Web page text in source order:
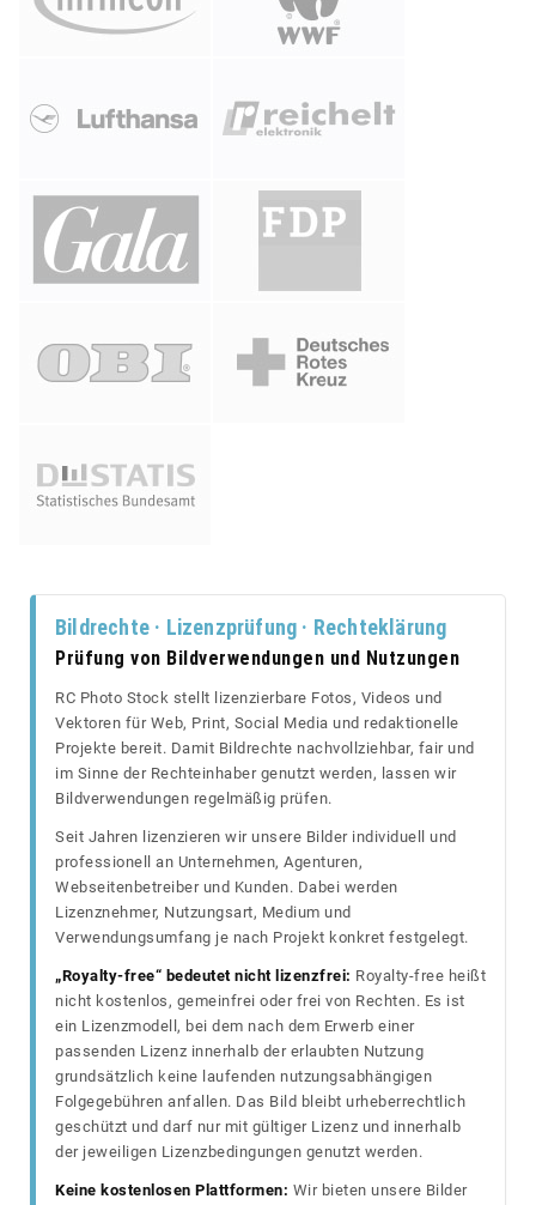
Bildrechte · Lizenzprüfung · Rechteklärung
Prüfung von Bildverwendungen und Nutzungen
RC Photo Stock stellt lizenzierbare Fotos, Videos und
Vektoren für Web, Print, Social Media und redaktionelle
Projekte bereit. Damit Bildrechte nachvollziehbar, fair und
im Sinne der Rechteinhaber genutzt werden, lassen wir
Bildverwendungen regelmäßig prüfen.
Seit Jahren lizenzieren wir unsere Bilder individuell und
professionell an Unternehmen, Agenturen,
Webseitenbetreiber und Kunden. Dabei werden
Lizenznehmer, Nutzungsart, Medium und
Verwendungsumfang je nach Projekt konkret festgelegt.
„Royalty-free“ bedeutet nicht lizenzfrei: Royalty-free heißt
nicht kostenlos, gemeinfrei oder frei von Rechten. Es ist
ein Lizenzmodell, bei dem nach dem Erwerb einer
passenden Lizenz innerhalb der erlaubten Nutzung
grundsätzlich keine laufenden nutzungsabhängigen
Folgegebühren anfallen. Das Bild bleibt urheberrechtlich
geschützt und darf nur mit gültiger Lizenz und innerhalb
der jeweiligen Lizenzbedingungen genutzt werden.
Keine kostenlosen Plattformen: Wir bieten unsere Bilder